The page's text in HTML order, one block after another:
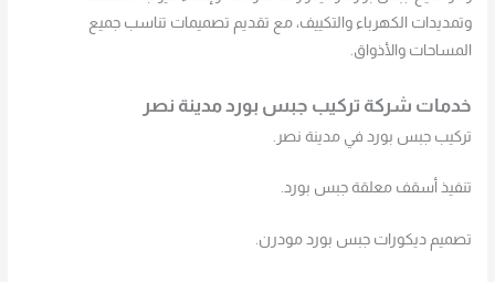
وتمديدات الكهرباء والتكييف، مع تقديم تصميمات تناسب جميع
المساحات والأذواق.
خدمات شركة تركيب جبس بورد مدينة نصر
تركيب جبس بورد في مدينة نصر.
تنفيذ أسقف معلقة جبس بورد.
تصميم ديكورات جبس بورد مودرن.